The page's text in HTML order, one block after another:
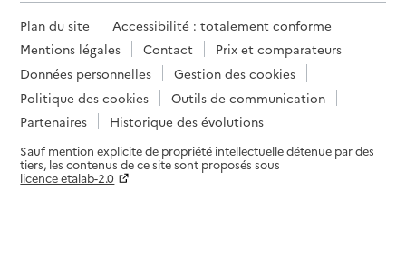
Plan du site
Accessibilité : totalement conforme
Mentions légales
Contact
Prix et comparateurs
Données personnelles
Gestion des cookies
Politique des cookies
Outils de communication
Partenaires
Historique des évolutions
Sauf mention explicite de propriété intellectuelle détenue par des
tiers, les contenus de ce site sont proposés sous
licence etalab-2.0